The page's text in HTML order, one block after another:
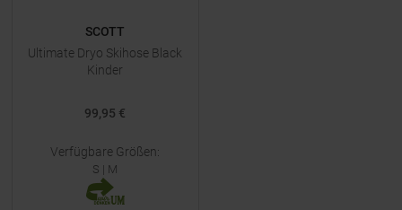
SCOTT
Ultimate Dryo Skihose Black
Kinder
99,95 €
Verfügbare Größen:
S | M